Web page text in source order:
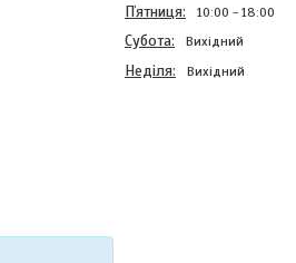
Пʼятниця 10:00 18:00
Субота Вихідний
Неділя Вихідний